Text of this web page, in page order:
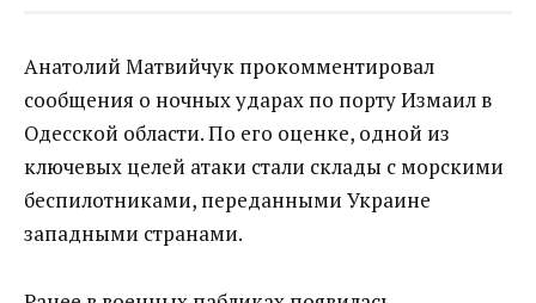
Анатолий Матвийчук прокомментировал
сообщения о ночных ударах по порту Измаил в
Одесской области. По его оценке, одной из
ключевых целей атаки стали склады с морскими
беспилотниками, переданными Украине
западными странами.